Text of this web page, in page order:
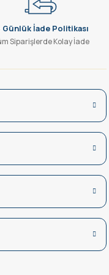
Günlük İade Politikası
Siparişlerde Kolay İade